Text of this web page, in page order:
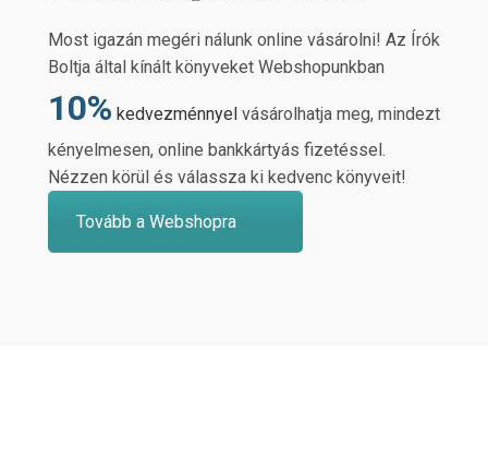
Most igazán megéri nálunk online vásárolni! Az Írók
Boltja által kínált könyveket Webshopunkban
10% kedvezménnyel vásárolhatja meg, mindezt
kényelmesen, online bankkártyás fizetéssel.
Nézzen körül és válassza ki kedvenc könyveit!
Tovább a Webshopra